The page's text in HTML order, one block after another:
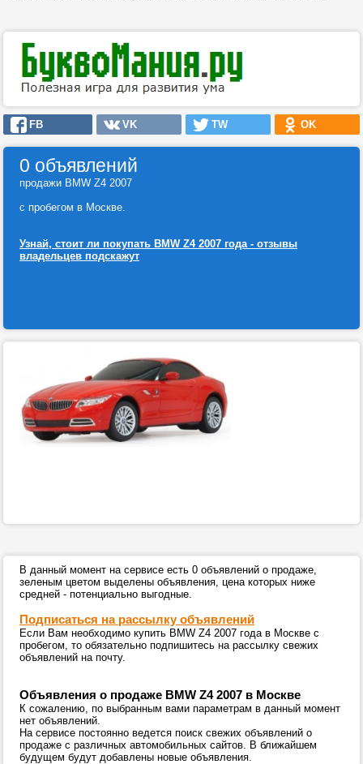
FB VK TW OK
0 объявлений
продажи BMW Z4 2007
с пробегом в Москве.
Узнай, стоит ли покупать BMW Z4 2007 года - отзывы
владельцев подскажут
В данный момент на сервисе есть 0 объявлений о продаже,
зеленым цветом выделены объявления, цена которых ниже
средней - потенциально выгодные.
Подписаться на рассылку объявлений
Если Вам необходимо купить BMW Z4 2007 года в Москве с
пробегом, то обязательно подпишитесь на рассылку свежих
объявлений на почту.
Объявления о продаже BMW Z4 2007 в Москве
К сожалению, по выбранным вами параметрам в данный момент
нет объявлений.
На сервисе постоянно ведется поиск свежих объявлений о
продаже с различных автомобильных сайтов. В ближайшем
будущем будут добавлены новые объявления.